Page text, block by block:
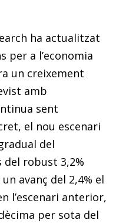
ha actualitzat
per a l’economia
un creixement
amb
sent
el nou escenari
del
del robust 3,2%
avanç del 2,4% el
l’escenari anterior,
per sota del